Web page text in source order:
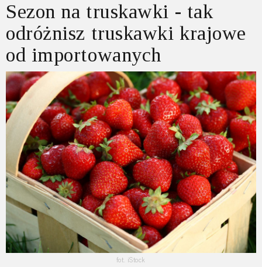
Sezon na truskawki - tak
odróżnisz truskawki krajowe
od importowanych
fot. iStock